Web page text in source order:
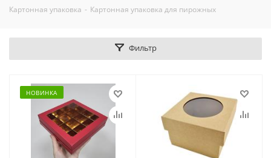
Картонная упаковка - Картонная упаковка для пирожных
Фильтр
НОВИНКА